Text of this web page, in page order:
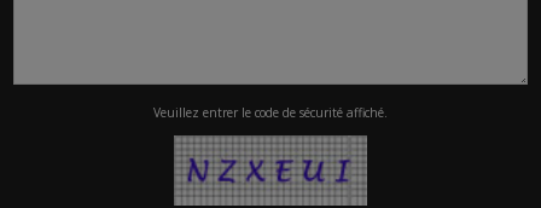
Veuillez entrer le code de sécurité affiché.